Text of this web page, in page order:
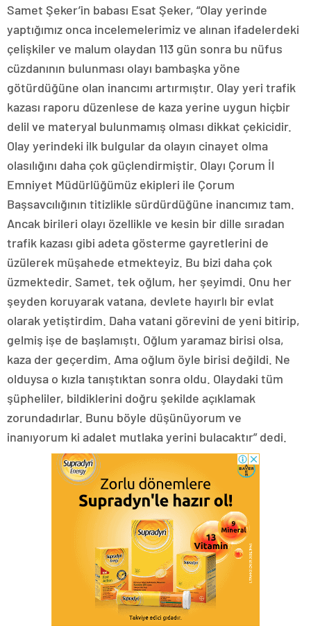
Samet Şeker’in babası Esat Şeker, “Olay yerinde
yaptığımız onca incelemelerimiz ve alınan ifadelerdeki
çelişkiler ve malum olaydan 113 gün sonra bu nüfus
cüzdanının bulunması olayı bambaşka yöne
götürdüğüne olan inancımı artırmıştır. Olay yeri trafik
kazası raporu düzenlese de kaza yerine uygun hiçbir
delil ve materyal bulunmamış olması dikkat çekicidir.
Olay yerindeki ilk bulgular da olayın cinayet olma
olasılığını daha çok güçlendirmiştir. Olayı Çorum İl
Emniyet Müdürlüğümüz ekipleri ile Çorum
Başsavcılığının titizlikle sürdürdüğüne inancımız tam.
Ancak birileri olayı özellikle ve kesin bir dille sıradan
trafik kazası gibi adeta gösterme gayretlerini de
üzülerek müşahede etmekteyiz. Bu bizi daha çok
üzmektedir. Samet, tek oğlum, her şeyimdi. Onu her
şeyden koruyarak vatana, devlete hayırlı bir evlat
olarak yetiştirdim. Daha vatani görevini de yeni bitirip,
gelmiş işe de başlamıştı. Oğlum yaramaz birisi olsa,
kaza der geçerdim. Ama oğlum öyle birisi değildi. Ne
olduysa o kızla tanıştıktan sonra oldu. Olaydaki tüm
şüpheliler, bildiklerini doğru şekilde açıklamak
zorundadırlar. Bunu böyle düşünüyorum ve
inanıyorum ki adalet mutlaka yerini bulacaktır” dedi.